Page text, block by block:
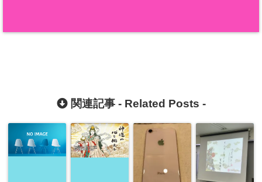
関連記事 - Related Posts -